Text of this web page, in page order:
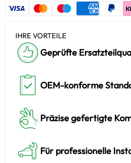
IHRE VORTEILE
Geprüfte
OEM-konforme
Präzise gefertigte
Für professionelle